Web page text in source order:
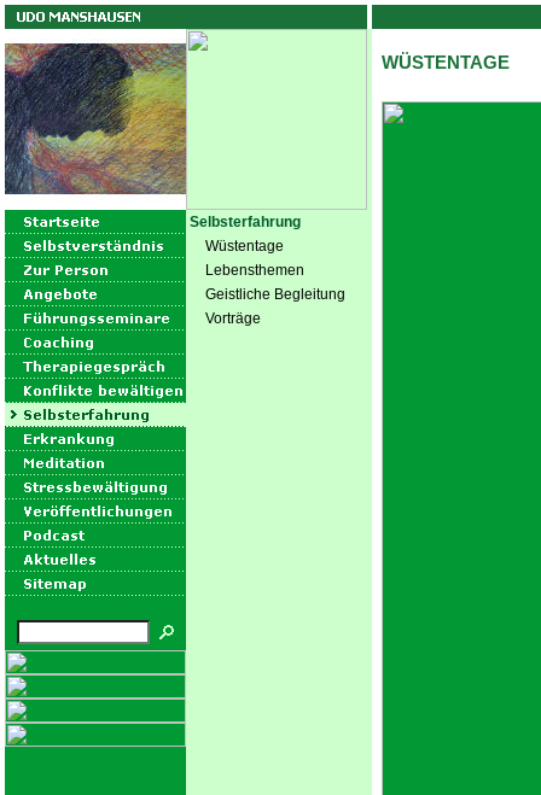
Selbsterfahrung
Wüstentage
Lebensthemen
Geistliche Begleitung
Vorträge
WÜSTENTAGE